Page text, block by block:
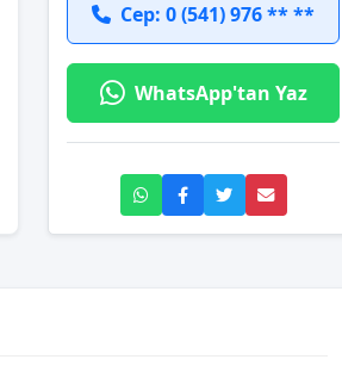
Cep: 0 (541) 976 ** **
WhatsApp'tan Yaz